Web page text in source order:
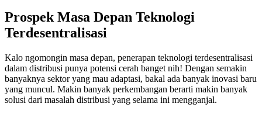
Prospek Masa Depan Teknologi
Terdesentralisasi
Kalo ngomongin masa depan, penerapan teknologi terdesentralisasi
dalam distribusi punya potensi cerah banget nih! Dengan semakin
banyaknya sektor yang mau adaptasi, bakal ada banyak inovasi baru
yang muncul. Makin banyak perkembangan berarti makin banyak
solusi dari masalah distribusi yang selama ini mengganjal.